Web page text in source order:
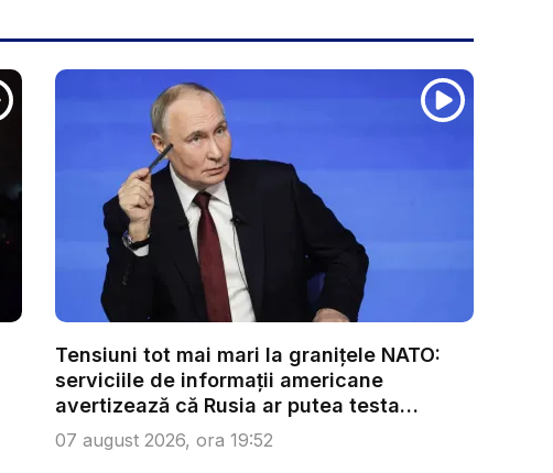
Tensiuni tot mai mari la granițele NATO:
serviciile de informații americane
avertizează că Rusia ar putea testa
Alianț...
07 august 2026, ora 19:52